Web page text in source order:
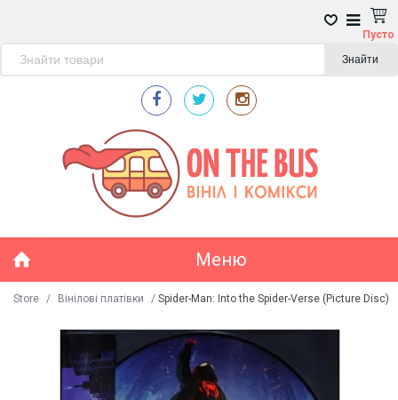
Пусто
Знайти
Меню
Store / Вінілові платівки / Spider-Man: Into the Spider-Verse (Picture Disc)